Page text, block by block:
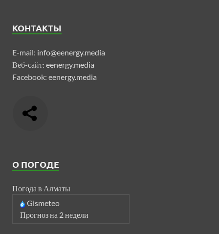
КОНТАКТЫ
E-mail: info@eenergy.media
Веб-сайт: eenergy.media
Facebook: eenergy.media
О ПОГОДЕ
Погода в Алматы
Gismeteo
Прогноз на 2 недели